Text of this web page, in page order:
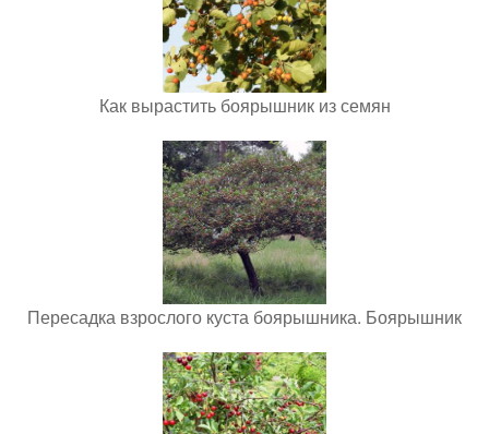
Как вырастить боярышник из семян
Пересадка взрослого куста боярышника. Боярышник